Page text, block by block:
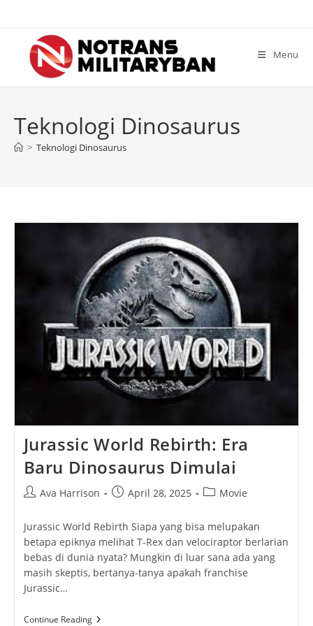
content
Menu
Teknologi Dinosaurus
> Teknologi Dinosaurus
Jurassic World Rebirth: Era
Baru Dinosaurus Dimulai
PostAva Harrison
PostApril 28, 2025
PostMovie
Jurassic World Rebirth Siapa yang bisa melupakan
betapa epiknya melihat T-Rex dan velociraptor berlarian
bebas di dunia nyata? Mungkin di luar sana ada yang
masih skeptis, bertanya-tanya apakah franchise
Jurassic…
Continue ReadingJurassic